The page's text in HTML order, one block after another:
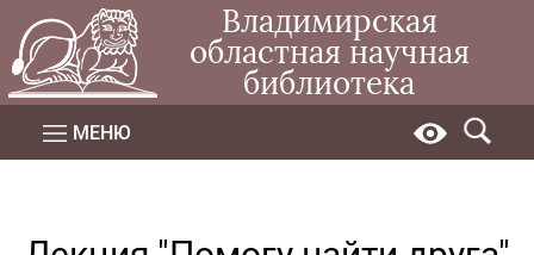
Владимирская
областная научная
библиотека
МЕНЮ